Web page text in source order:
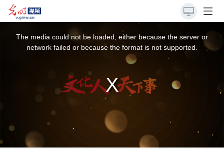
The media could not be loaded, either because the server or
network failed or because the format is not supported.